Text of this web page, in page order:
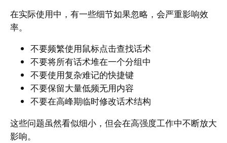
在实际使用中，有一些细节如果忽略，会严重影响效
率。
不要频繁使用鼠标点击查找话术
不要将所有话术堆在一个分组中
不要使用复杂难记的快捷键
不要保留大量低频无用内容
不要在高峰期临时修改话术结构
这些问题虽然看似细小，但会在高强度工作中不断放大
影响。